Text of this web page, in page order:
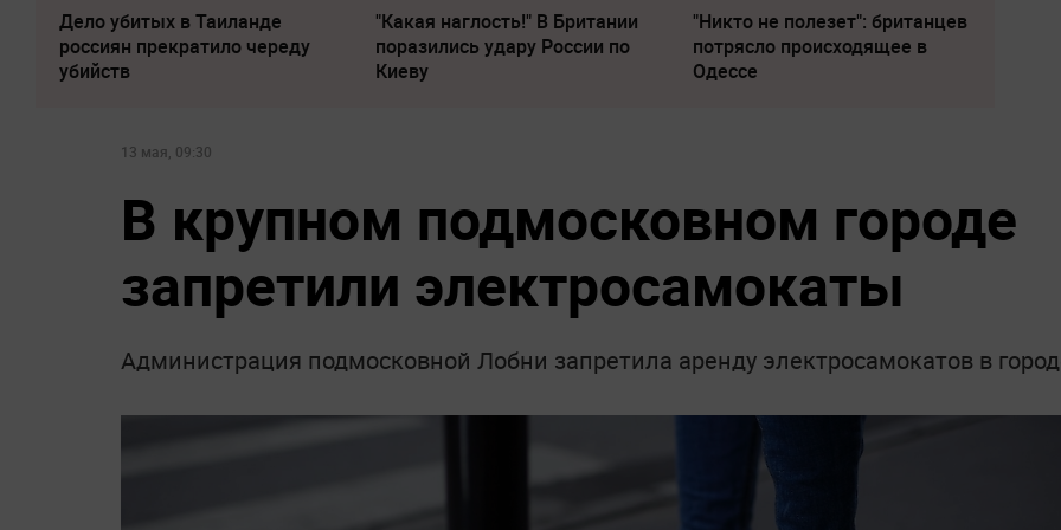
Дело убитых в Таиланде
россиян прекратило череду
убийств
"Какая наглость!" В Британии
поразились удару России по
Киеву
"Никто не полезет": британцев
потрясло происходящее в
Одессе
13 мая, 09:30
В крупном подмосковном городе
запретили электросамокаты
Администрация подмосковной Лобни запретила аренду электросамокатов в